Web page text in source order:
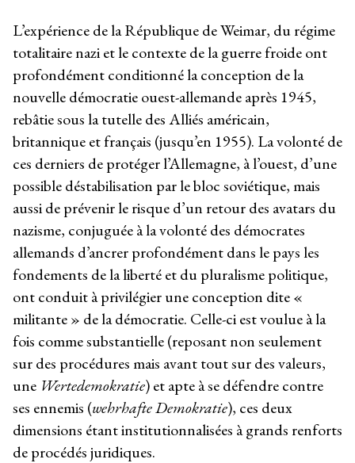
L’expérience de la République de Weimar, du régime
totalitaire nazi et le contexte de la guerre froide ont
profondément conditionné la conception de la
nouvelle démocratie ouest-allemande après 1945,
rebâtie sous la tutelle des Alliés américain,
britannique et français (jusqu’en 1955). La volonté de
ces derniers de protéger l’Allemagne, à l’ouest, d’une
possible déstabilisation par le bloc soviétique, mais
aussi de prévenir le risque d’un retour des avatars du
nazisme, conjuguée à la volonté des démocrates
allemands d’ancrer profondément dans le pays les
fondements de la liberté et du pluralisme politique,
ont conduit à privilégier une conception dite «
militante » de la démocratie. Celle-ci est voulue à la
fois comme substantielle (reposant non seulement
sur des procédures mais avant tout sur des valeurs,
une Wertedemokratie) et apte à se défendre contre
ses ennemis (wehrhafte Demokratie), ces deux
dimensions étant institutionnalisées à grands renforts
de procédés juridiques.